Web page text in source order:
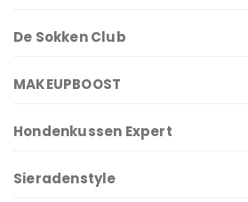
De Sokken Club
MAKEUPBOOST
Hondenkussen Expert
Sieradenstyle